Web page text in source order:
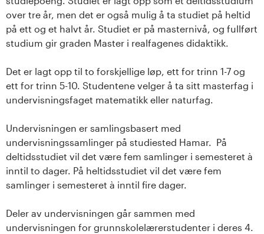
tover tre år, men det er også mulig å ta studiet på heltid
på ett og et halvt år. Studiet er på masternivå, og fullført
studium gir graden Master i realfagenes didaktikk.
Det er lagt opp til to forskjellige løp, ett for trinn 1-7 og
ett for trinn 5-10. Studentene velger å ta sitt masterfag i
undervisningsfaget matematikk eller naturfag.
Undervisningen er samlingsbasert med
undervisningssamlinger på studiested Hamar. På
deltidsstudiet vil det være fem samlinger i semesteret à
inntil to dager. På heltidsstudiet vil det være fem
samlinger i semesteret à inntil fire dager.
Deler av undervisningen går sammen med
undervisningen for grunnskolelærerstudenter i deres 4.